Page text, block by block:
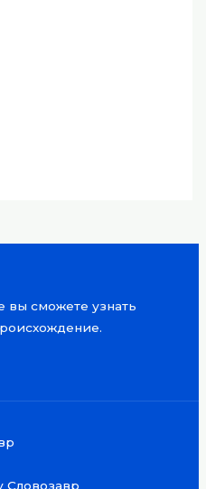
вы сможете узнать
Словозавр